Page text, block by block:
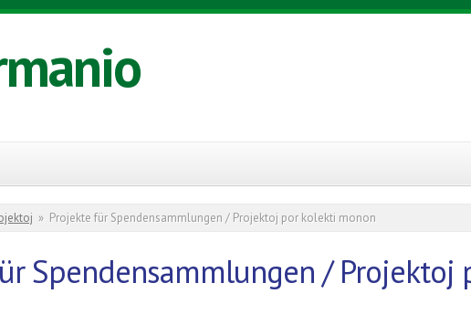
» Projekte für Spendensammlungen / Projektoj por kolekti monon
Spendensammlungen / Projektoj